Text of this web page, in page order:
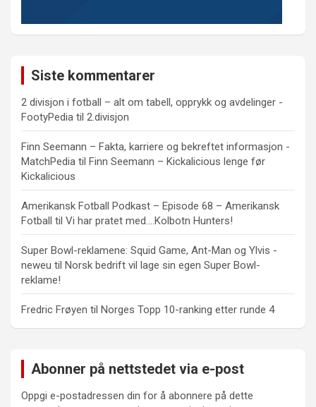
Siste kommentarer
2 divisjon i fotball – alt om tabell, opprykk og avdelinger -
FootyPedia til 2.divisjon
Finn Seemann – Fakta, karriere og bekreftet informasjon -
MatchPedia til Finn Seemann – Kickalicious lenge før
Kickalicious
Amerikansk Fotball Podkast – Episode 68 – Amerikansk
Fotball til Vi har pratet med….Kolbotn Hunters!
Super Bowl-reklamene: Squid Game, Ant-Man og Ylvis -
neweu til Norsk bedrift vil lage sin egen Super Bowl-
reklame!
Fredric Frøyen til Norges Topp 10-ranking etter runde 4
Abonner på nettstedet via e-post
Oppgi e-postadressen din for å abonnere på dette